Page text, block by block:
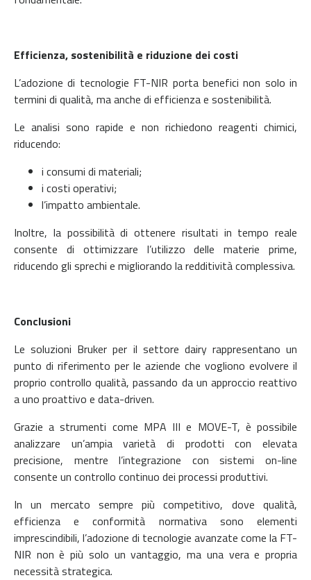
Efficienza, sostenibilità e riduzione dei costi
L’adozione di tecnologie FT-NIR porta benefici non solo in
termini di qualità, ma anche di efficienza e sostenibilità.
Le analisi sono rapide e non richiedono reagenti chimici,
riducendo:
i consumi di materiali;
i costi operativi;
l’impatto ambientale.
Inoltre, la possibilità di ottenere risultati in tempo reale
consente di ottimizzare l’utilizzo delle materie prime,
riducendo gli sprechi e migliorando la redditività complessiva.
Conclusioni
Le soluzioni Bruker per il settore dairy rappresentano un
punto di riferimento per le aziende che vogliono evolvere il
proprio controllo qualità, passando da un approccio reattivo
a uno proattivo e data-driven.
Grazie a strumenti come MPA III e MOVE-T, è possibile
analizzare un’ampia varietà di prodotti con elevata
precisione, mentre l’integrazione con sistemi on-line
consente un controllo continuo dei processi produttivi.
In un mercato sempre più competitivo, dove qualità,
efficienza e conformità normativa sono elementi
imprescindibili, l’adozione di tecnologie avanzate come la FT-
NIR non è più solo un vantaggio, ma una vera e propria
necessità strategica.